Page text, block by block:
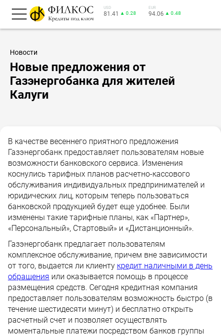
USD
81.41 ▲ 0.28
EUR
94.06 ▲ 0.48
Новости
Новые предложения от
Газэнергобанка для жителей
Калуги
В качестве весеннего приятного предложения
Газэнергобанк предоставляет пользователям новые
возможности банковского сервиса. Изменения
коснулись тарифных планов расчетно-кассового
обслуживания индивидуальных предпринимателей и
юридических лиц, которым теперь пользоваться
банковской продукцией будет еще удобнее. Были
изменены такие тарифные планы, как «Партнер»,
«Персональный», Стартовый» и «Дистанционный».
Газэнергобанк предлагает пользователям
комплексное обслуживание, причем вне зависимости
от того, выдается ли клиенту кредит наличными в день
обращения или оказывается помощь в процессе
размещения средств. Сегодня кредитная компания
предоставляет пользователям возможность быстро (в
течение шестидесяти минут) и бесплатно открыть
расчетный счет и позволяет осуществлять
моментальные платежи посредством банков группы